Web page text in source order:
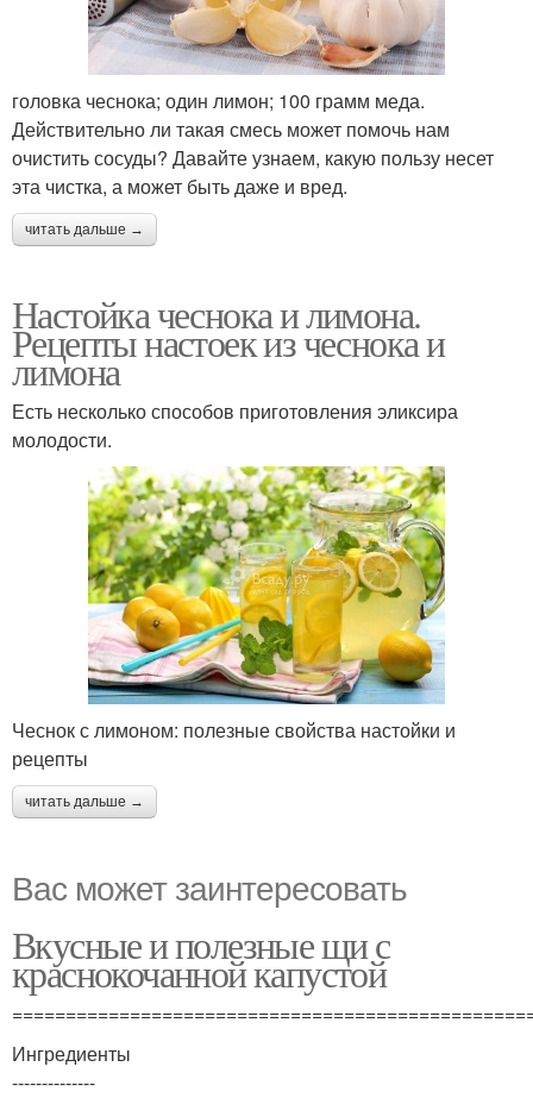
головка чеснока; один лимон; 100 грамм меда.
Действительно ли такая смесь может помочь нам
очистить сосуды? Давайте узнаем, какую пользу несет
эта чистка, а может быть даже и вред.
читать дальше →
Настойка чеснока и лимона.
Рецепты настоек из чеснока и
лимона
Есть несколько способов приготовления эликсира
молодости.
Чеснок с лимоном: полезные свойства настойки и
рецепты
читать дальше →
Вас может заинтересовать
Вкусные и полезные щи с
краснокочанной капустой
Ингредиенты
--------------